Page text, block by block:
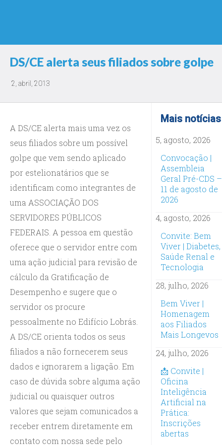
DS/CE alerta seus filiados sobre golpe
2, abril, 2013
A DS/CE alerta mais uma vez os
seus filiados sobre um possível
golpe que vem sendo aplicado
por estelionatários que se
identificam como integrantes de
uma ASSOCIAÇÃO DOS
SERVIDORES PÚBLICOS
FEDERAIS. A pessoa em questão
oferece que o servidor entre com
uma ação judicial para revisão de
cálculo da Gratificação de
Desempenho e sugere que o
servidor os procure
pessoalmente no Edifício Lobrás.
A DS/CE orienta todos os seus
filiados a não fornecerem seus
dados e ignorarem a ligação. Em
caso de dúvida sobre alguma ação
judicial ou quaisquer outros
valores que sejam comunicados a
receber entrem diretamente em
contato com nossa sede pelo
Mais notícias
5, agosto, 2026
Convocação |
Assembleia
Geral Pré-CDS –
11 de agosto de
2026
4, agosto, 2026
Convite: Bem
Viver | Diabetes,
Saúde Renal e
Tecnologia
28, julho, 2026
Bem Viver |
Homenagem
aos Filiados
Mais Longevos
24, julho, 2026
📩 Convite |
Oficina
Inteligência
Artificial na
Prática:
Inscrições
abertas